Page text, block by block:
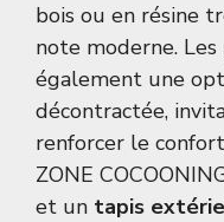
bois ou en résine
note moderne. Les
également une
décontractée,
renforcer le
ZONE
et un tapis